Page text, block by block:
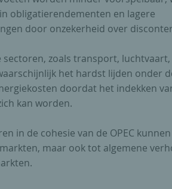
obligatierendementen en lagere
door onzekerheid over
sectoren, zoals transport,
het hardst lijden onder
doordat het indekken
kan worden.
in de cohesie van de OPEC
maar ook tot algemene